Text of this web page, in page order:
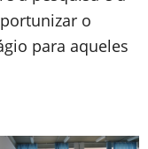
o
para aqueles